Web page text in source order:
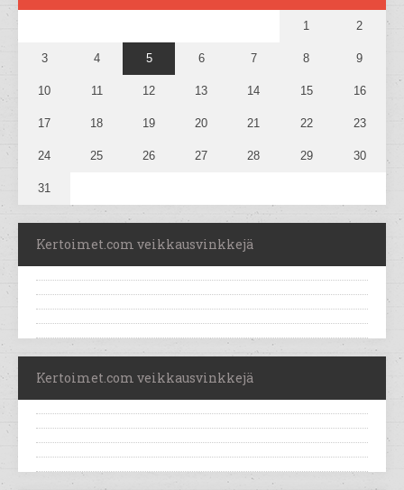
1 2
3 4 5 6 7 8 9
10 11 12 13 14 15 16
17 18 19 20 21 22 23
24 25 26 27 28 29 30
31
Kertoimet.com veikkausvinkkejä
Kertoimet.com veikkausvinkkejä